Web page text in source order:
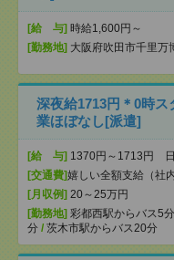
[給 与] 時給1,600円～
[勤務地] 大阪府吹田市千里万
深夜給1713円＊0時
業ほぼなし[派遣]
[給 与] 1370円～1713円 日
[交通費]嬉しい全額支給（社
[月収例] 20～25万円
[勤務地] 彩都西駅からバス5分
分 / 茨木市駅からバス20分